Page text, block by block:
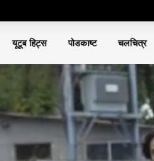
यूटूब हिट्स पोडकाष्ट चलचित्र